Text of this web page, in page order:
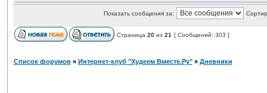
Показать сообщения за:
Страница 20из 21 [ Сообщений: 303 ]
Список форумов» Интернет-клуб "Худеем Вместе.Ру"» Дневники